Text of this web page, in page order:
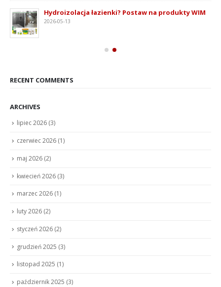
Hydroizolacja łazienki? Postaw na produkty WIM
2026-05-13
RECENT COMMENTS
ARCHIVES
lipiec 2026 (3)
czerwiec 2026 (1)
maj 2026 (2)
kwiecień 2026 (3)
marzec 2026 (1)
luty 2026 (2)
styczeń 2026 (2)
grudzień 2025 (3)
listopad 2025 (1)
październik 2025 (3)